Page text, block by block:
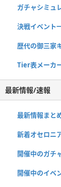
ガチャシミュ
決戦イベント
歴代の御三家
Tier表メーカ
最新情報/速報
最新情報まと
新着オセロニ
開催中のガチ
開催中のイベ